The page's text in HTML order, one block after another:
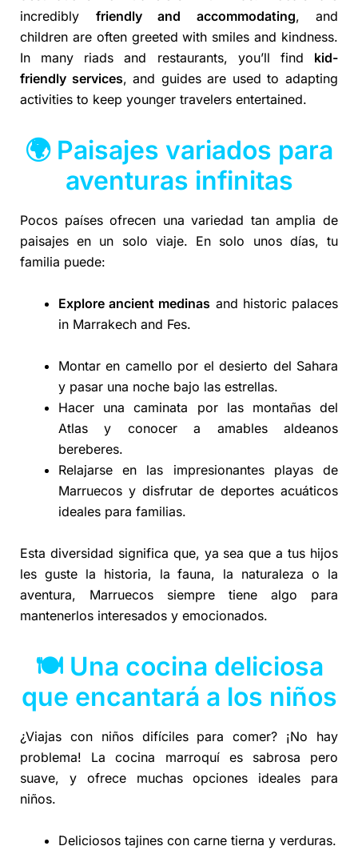
incredibly friendly and accommodating, and
children are often greeted with smiles and kindness.
In many riads and restaurants, you’ll find kid-
friendly services, and guides are used to adapting
activities to keep younger travelers entertained.
🌍 Paisajes variados para
aventuras infinitas
Pocos países ofrecen una variedad tan amplia de
paisajes en un solo viaje. En solo unos días, tu
familia puede:
Explore ancient medinas and historic palaces
in Marrakech and Fes.
Montar en camello por el desierto del Sahara
y pasar una noche bajo las estrellas.
Hacer una caminata por las montañas del
Atlas y conocer a amables aldeanos
bereberes.
Relajarse en las impresionantes playas de
Marruecos y disfrutar de deportes acuáticos
ideales para familias.
Esta diversidad significa que, ya sea que a tus hijos
les guste la historia, la fauna, la naturaleza o la
aventura, Marruecos siempre tiene algo para
mantenerlos interesados y emocionados.
🍽️ Una cocina deliciosa
que encantará a los niños
¿Viajas con niños difíciles para comer? ¡No hay
problema! La cocina marroquí es sabrosa pero
suave, y ofrece muchas opciones ideales para
niños.
Deliciosos tajines con carne tierna y verduras.